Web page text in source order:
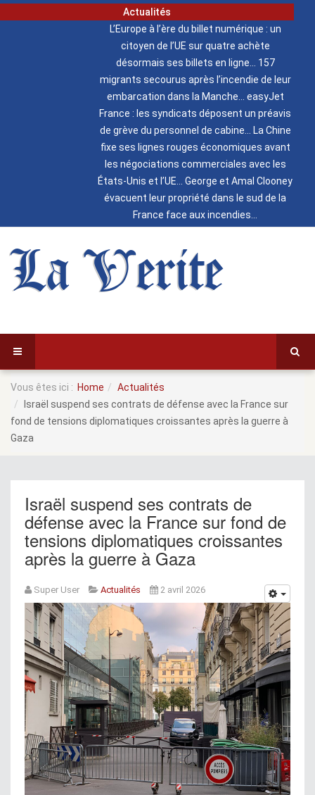
Actualités
L’Europe à l’ère du billet numérique : un
citoyen de l’UE sur quatre achète
désormais ses billets en ligne
157
migrants secourus après l’incendie de leur
embarcation dans la Manche
easyJet
France : les syndicats déposent un préavis
de grève du personnel de cabine
La Chine
fixe ses lignes rouges économiques avant
les négociations commerciales avec les
États-Unis et l’UE
George et Amal Clooney
évacuent leur propriété dans le sud de la
France face aux incendies
La Verite
Vous êtes ici : Home
Actualités
Israël suspend ses contrats de défense avec la France sur
fond de tensions diplomatiques croissantes après la guerre à
Gaza
Israël suspend ses contrats de
défense avec la France sur fond de
tensions diplomatiques croissantes
après la guerre à Gaza
Super User Actualités 2 avril 2026